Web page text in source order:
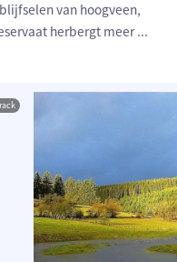
van hoogveen,
herbergt meer...